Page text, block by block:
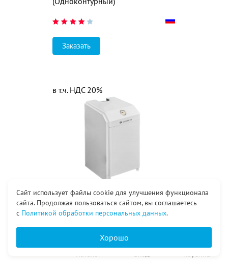
Заказать
Газовый напольный котел
Moguchi Steel (S) 10
(Одноконтурный)
32 000 ₽
в т.ч. НДС 20%
Сайт использует файлы cookie для улучшения функционала
сайта. Продолжая пользоваться сайтом, вы соглашаетесь
с Политикой обработки персональных данных.
Хорошо